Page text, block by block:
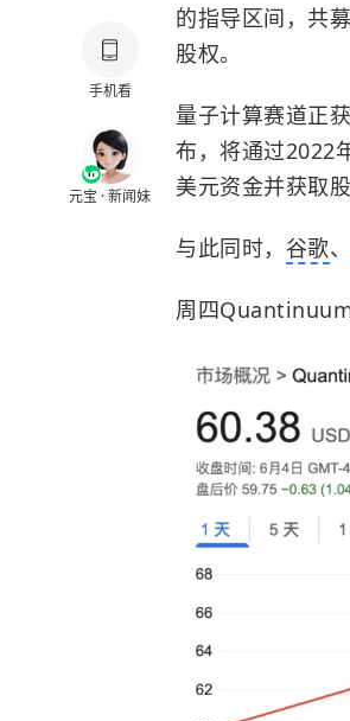
手机看
元宝 · 新闻妹
的指导区间，共
股权。
量子计算赛道正
布，将通过2022
美元资金并获取
与此同时， 谷歌、
周四Quantinuum